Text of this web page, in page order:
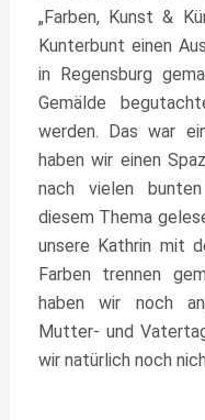
„Farben, Kunst &
Kunterbunt einen
in Regensburg
Gemälde
werden. Das war
haben wir einen
nach vielen
diesem Thema
unsere Kathrin mit
Farben trennen
haben wir noch
Mutter- und
wir natürlich noch